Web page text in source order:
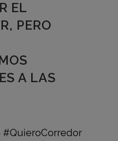
EL
PERO
A LAS
#QuieroCorredor